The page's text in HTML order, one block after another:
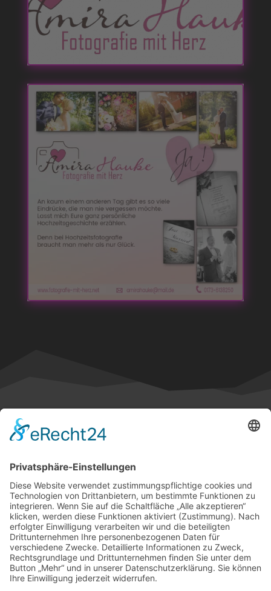
Rechtliches
Jugendschutz
Impressum
Datenschutzerklärung
Cookie-Einstellungen
Unternehmen